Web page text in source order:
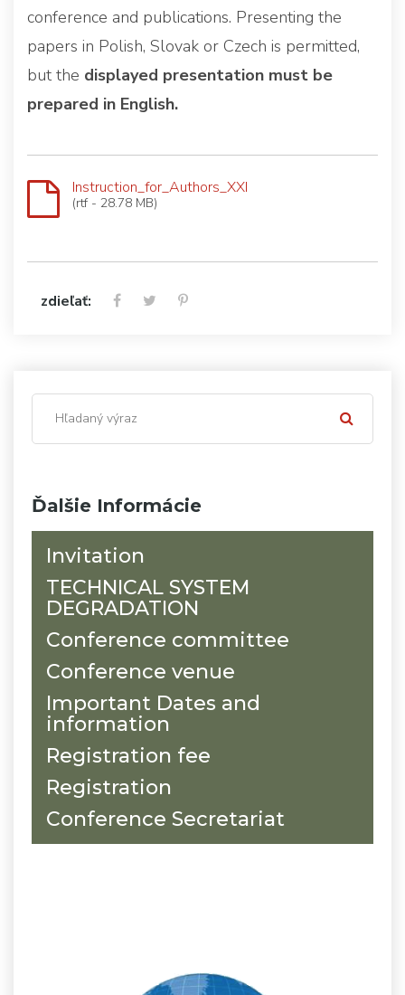
Ďalšie Informácie
Invitation
TECHNICAL SYSTEM
DEGRADATION
Conference committee
Conference venue
Important Dates and
information
Registration fee
Registration
Conference Secretariat
conference and publications. Presenting the
papers in Polish, Slovak or Czech is permitted,
but the displayed presentation must be
prepared in English.
Instruction_for_Authors_XXI
(rtf - 28.78 MB)
zdieľať: